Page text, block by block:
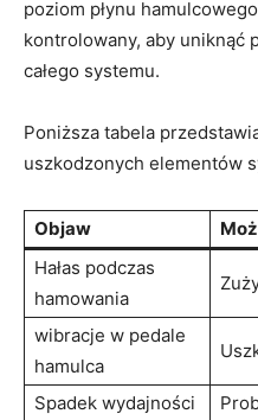
poziom płynu
kontrolowany, aby‌ uniknąć
całego systemu.
Poniższa tabela
uszkodzonych⁤ elementów
Objaw
Hałas podczas
hamowania
wibracje w pedale
hamulca
Spadek wydajności